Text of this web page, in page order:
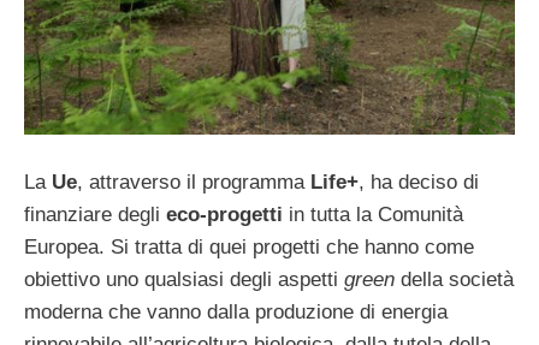
La Ue, attraverso il programma Life+, ha deciso di
finanziare degli eco-progetti in tutta la Comunità
Europea. Si tratta di quei progetti che hanno come
obiettivo uno qualsiasi degli aspetti green della società
moderna che vanno dalla produzione di energia